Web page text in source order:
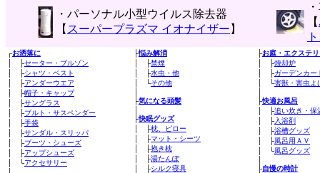
・パーソナル小型ウイルス除去器
【 スーパープラズマ イオナイザー 】
【
┌お洒落に
│ ├セーター・ブルゾン
│ ├シャツ・ベスト
│ ├アンダーウエア
│ ├帽子・キャップ
│ ├サングラス
│ ├ブルト・サスペンダー
│ ├手袋
│ ├サンダル・スリッパ
│ ├ブーツ・シューズ
│ ├アップシューズ
│ └アクセサリー
├悩み解消
│ ├禁煙
│ ├水虫・他
│ └その他
├気になる頭髪
├快眠グッズ
│ ├枕、ピロー
│ ├マット・シーツ
│ ├抱き枕
│ ├湯たんぽ
│ ├シルク寝具
├お庭・エクステ
│ ├焼却炉
│ ├ガーデンカー
│ └害獣・害虫よ
├快適お風呂
│ ├追い炊き・保
│ ├入浴剤
│ ├浴槽グッズ
│ ├風呂用ＡＶ
│ └風呂グッズ
├自慢の時計